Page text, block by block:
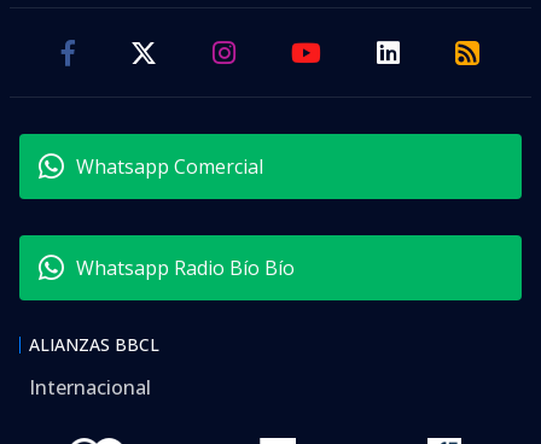
Whatsapp Comercial
Whatsapp Radio Bío Bío
ALIANZAS BBCL
Internacional